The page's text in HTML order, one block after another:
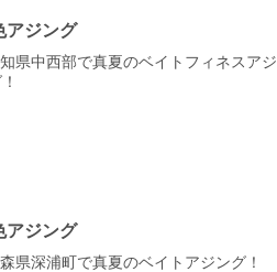
アジング
県中西部で真夏のベイトフィネスアジ
アジング
県深浦町で真夏のベイトアジング！